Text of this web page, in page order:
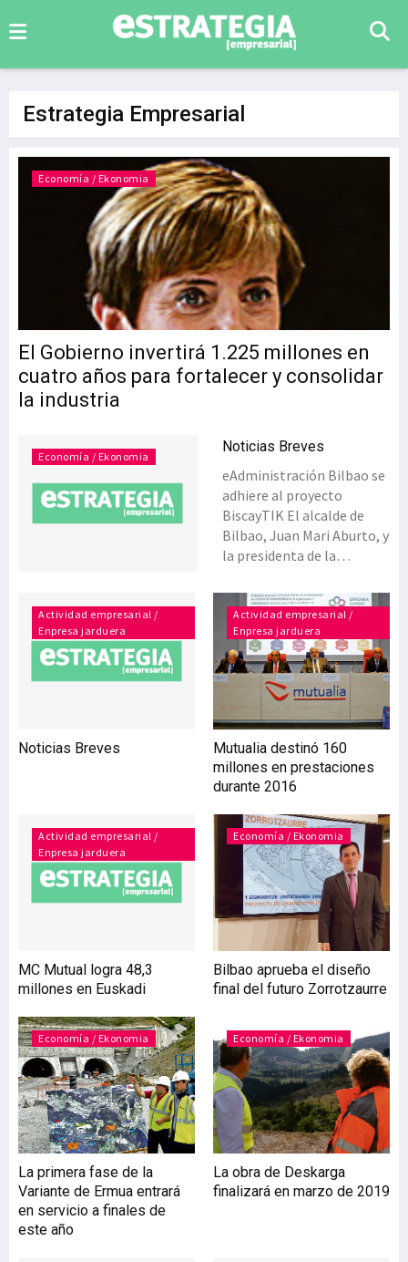
Estrategia Empresarial
El Gobierno invertirá 1.225 millones en
cuatro años para fortalecer y consolidar
la industria
Economía / Ekonomia
Economía / Ekonomia
Noticias Breves
eAdministración Bilbao se
adhiere al proyecto
BiscayTIK El alcalde de
Bilbao, Juan Mari Aburto, y
la presidenta de la
diputada foral de Bizkaia
de Administración Pública
y Relaciones
Institucionales, Ibone
Bengoetxea, han firmado
un convenio de
colaboración para la
bilbaíno al proyecto
BiscayTIK, y avanzar así en
la implantación y uso de
las nuevas tecnologías
para acercar la
administración a la
ciudadanía. Coyuntura
Positivo avance de la
industria vizcaína Los
últimos datos
económicos, así como las
opiniones de los
responsables de las
recogidas en la Encuesta
de Coyuntura I
Actividad empresarial /
Enpresa jarduera
Noticias Breves
Actividad empresarial /
Enpresa jarduera
Mutualia destinó 160
millones en prestaciones
durante 2016
Actividad empresarial /
Enpresa jarduera
MC Mutual logra 48,3
millones en Euskadi
Economía / Ekonomia
Bilbao aprueba el diseño
final del futuro Zorrotzaurre
Economía / Ekonomia
La primera fase de la
Variante de Ermua entrará
en servicio a finales de
este año
Economía / Ekonomia
La obra de Deskarga
finalizará en marzo de 2019